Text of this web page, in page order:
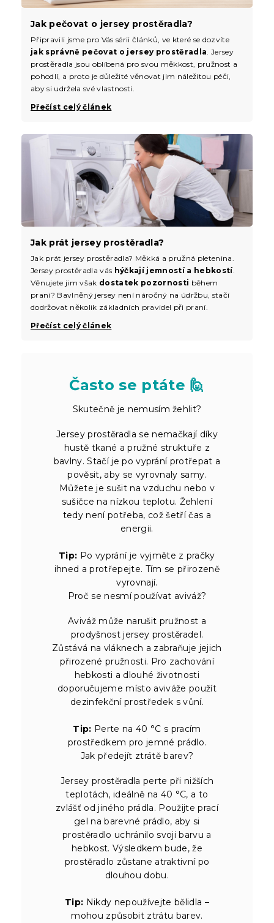
Jak pečovat o jersey prostěradla?
Připravili jsme pro Vás sérii článků, ve které se dozvíte
jak správně pečovat o jersey prostěradla . Jersey
prostěradla jsou oblíbená pro svou měkkost, pružnost a
pohodlí, a proto je důležité věnovat jim náležitou péči,
aby si udržela své vlastnosti.
Přečíst celý článek
Jak prát jersey prostěradla?
Jak prát jersey prostěradla? Měkká a pružná pletenina.
Jersey prostěradla vás hýčkají jemností a hebkostí.
Věnujete jim však dostatek pozornosti během
praní? Bavlněný jersey není náročný na údržbu, stačí
dodržovat několik základních pravidel při praní.
Přečíst celý článek
Často se ptáte 🙋
Skutečně je nemusím žehlit?
Jersey prostěradla se nemačkají díky
hustě tkané a pružné struktuře z
bavlny. Stačí je po vyprání protřepat a
pověsit, aby se vyrovnaly samy.
Můžete je sušit na vzduchu nebo v
sušičce na nízkou teplotu. Žehlení
tedy není potřeba, což šetří čas a
energii.
Tip: Po vyprání je vyjměte z pračky
ihned a protřepejte. Tím se přirozeně
vyrovnají.
Proč se nesmí používat aviváž?
Aviváž může narušit pružnost a
prodyšnost jersey prostěradel.
Zůstává na vláknech a zabraňuje jejich
přirozené pružnosti. Pro zachování
hebkosti a dlouhé životnosti
doporučujeme místo aviváže použít
dezinfekční prostředek s vůní.
Tip: Perte na 40 °C s pracím
prostředkem pro jemné prádlo.
Jak předejít ztrátě barev?
Jersey prostěradla perte při nižších
teplotách, ideálně na 40 °C, a to
zvlášť od jiného prádla. Použijte prací
gel na barevné prádlo, aby si
prostěradlo uchránilo svoji barvu a
hebkost. Výsledkem bude, že
prostěradlo zůstane atraktivní po
dlouhou dobu.
Tip: Nikdy nepoužívejte bělidla –
mohou způsobit ztrátu barev.